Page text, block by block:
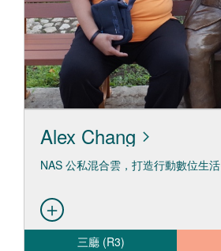
Alex Chang
NAS 公私混合雲，打造行動數位生活
三廳 (R3)